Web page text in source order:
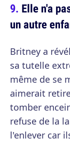
Elle n'a
un autre
Britney a
sa tutelle
même de se
aimerait
tomber
refuse de la
l'enlever car